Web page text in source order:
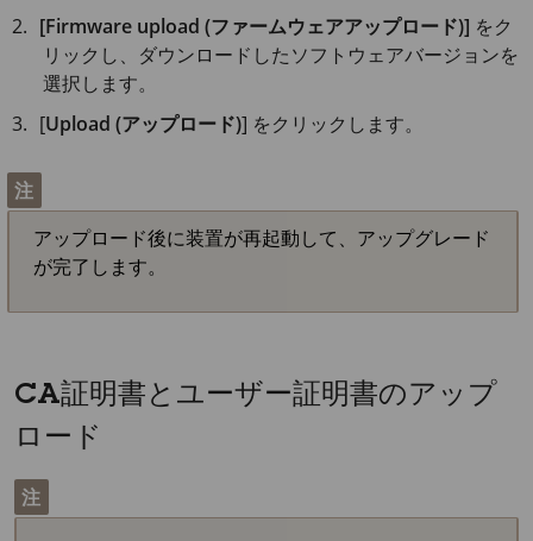
[Firmware upload (ファームウェアアップロード)] をク
リックし、ダウンロードしたソフトウェアバージョンを
選択します。
[Upload (アップロード)] をクリックします。
注
アップロード後に装置が再起動して、アップグレード
が完了します。
CA証明書とユーザー証明書のアップ
ロード
注